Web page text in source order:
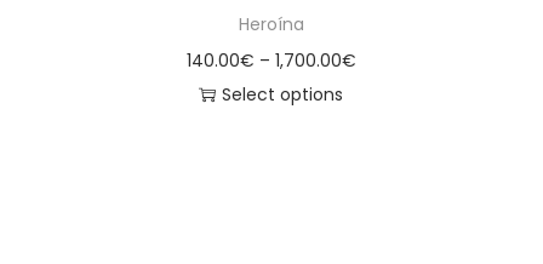
Heroína
140.00€ – 1,700.00€
Select options